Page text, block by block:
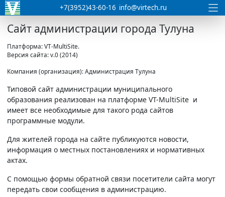
+7(3952)43-60-16 info@virtech.ru
Сайт администрации города Тулуна
Платформа: VT-MultiSite.
Версия сайта: v.0 (2014)
Компания (организация): Администрация Тулуна
Типовой сайт администрации муниципального
образования реализован на платформе VT-MultiSite и
имеет все необходимые для такого рода сайтов
программные модули.
Для жителей города на сайте публикуются новости,
информация о местных постановлениях и нормативных
актах.
С помощью формы обратной связи посетители сайта могут
передать свои сообщения в администрацию.